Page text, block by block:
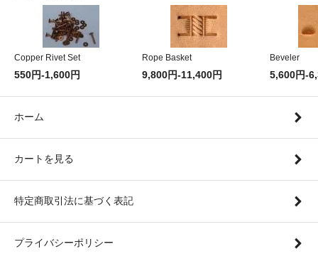
Copper Rivet Set
550円-1,600円
Rope Basket
9,800円-11,400円
Beveler
5,600円-
ホーム
カートを見る
特定商取引法に基づく表記
プライバシーポリシー